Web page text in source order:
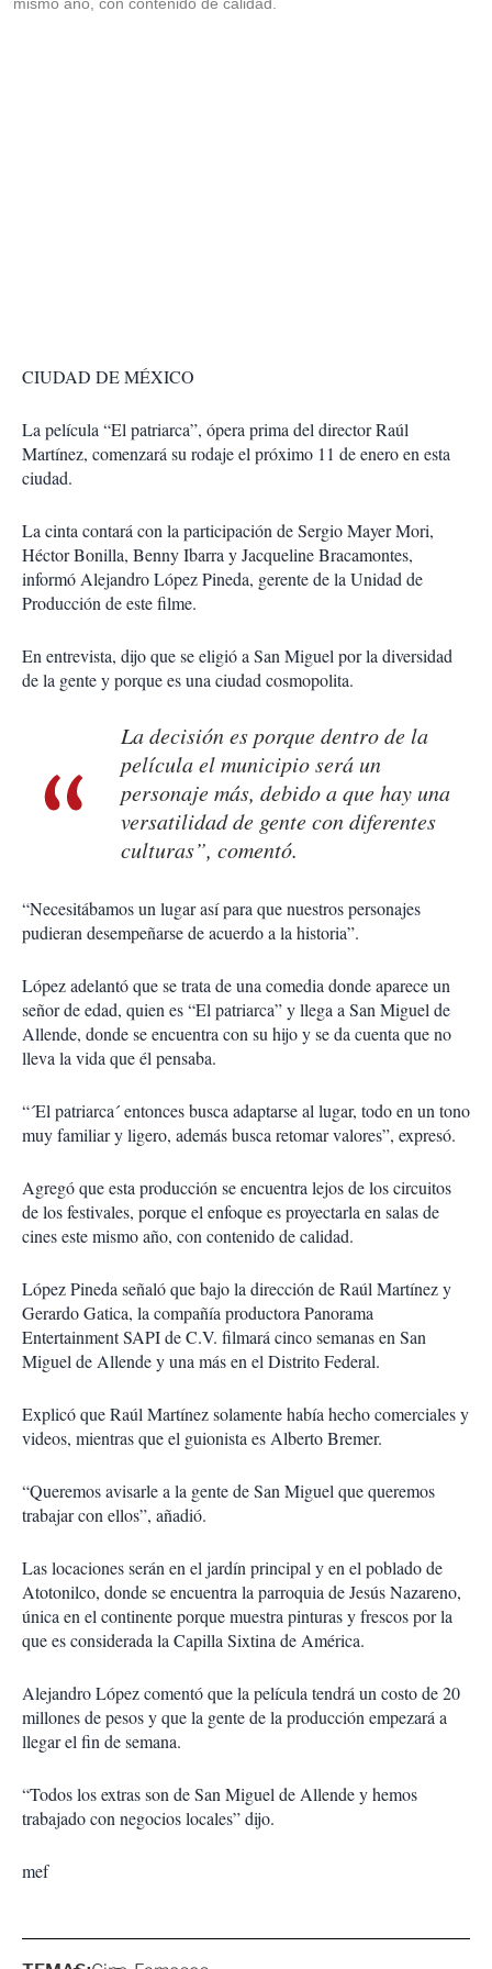
mismo año, con contenido de calidad.
CIUDAD DE MÉXICO
La película “El patriarca”, ópera prima del director Raúl
Martínez, comenzará su rodaje el próximo 11 de enero en esta
ciudad.
La cinta contará con la participación deSergio Mayer Mori,
Héctor Bonilla, Benny Ibarra y Jacqueline Bracamontes,
informó Alejandro López Pineda, gerente de la Unidad de
Producción de este filme.
En entrevista, dijo que se eligió a San Miguel por la diversidad
de la gente y porque es una ciudad cosmopolita.
La decisión es porque dentro de la
película el municipio será un
personaje más, debido a que hay una
versatilidad de gente con diferentes
culturas”, comentó.
“Necesitábamos un lugar así para que nuestros personajes
pudieran desempeñarse de acuerdo a la historia”.
López adelantó que se trata de una comedia donde aparece un
señor de edad, quien es “El patriarca” y llega a San Miguel de
Allende, donde se encuentra con su hijo y se da cuenta que no
lleva la vida que él pensaba.
“´El patriarca´ entonces busca adaptarse al lugar, todo en un tono
muy familiar y ligero, además busca retomar valores”, expresó.
Agregó que esta producción se encuentra lejos de los circuitos
de los festivales, porque el enfoque es proyectarla en salas de
cines este mismo año, con contenido de calidad.
López Pineda señaló que bajo la dirección de Raúl Martínez y
Gerardo Gatica, la compañía productora Panorama
Entertainment SAPI de C.V. filmará cinco semanas en San
Miguel de Allende y una más en el Distrito Federal.
Explicó que Raúl Martínez solamente había hecho comerciales y
videos, mientras que el guionista es Alberto Bremer.
“Queremos avisarle a la gente de San Miguel que queremos
trabajar con ellos”, añadió.
Las locaciones serán en el jardín principal y en el poblado de
Atotonilco, donde se encuentra la parroquia de Jesús Nazareno,
única en el continente porque muestra pinturas y frescos por la
que es considerada la Capilla Sixtina de América.
Alejandro López comentó que la película tendrá un costo de 20
millones de pesos y que la gente de la producción empezará a
llegar el fin de semana.
“Todos los extras son de San Miguel de Allende y hemos
trabajado con negocios locales” dijo.
mef